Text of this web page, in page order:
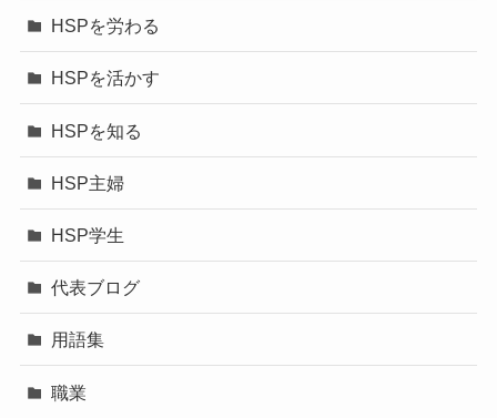
HSPを労わる
HSPを活かす
HSPを知る
HSP主婦
HSP学生
代表ブログ
用語集
職業